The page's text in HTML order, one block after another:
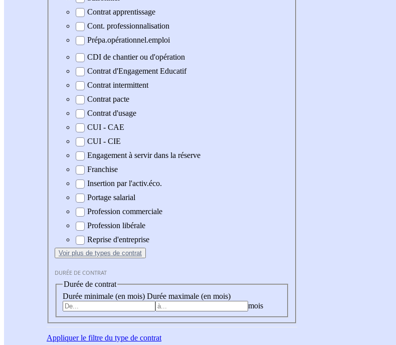
Contrat apprentissage
Cont. professionnalisation
Prépa.opérationnel.emploi
CDI de chantier ou d'opération
Contrat d'Engagement Educatif
Contrat intermittent
Contrat pacte
Contrat d'usage
CUI - CAE
CUI - CIE
Engagement à servir dans la réserve
Franchise
Insertion par l'activ.éco.
Portage salarial
Profession commerciale
Profession libérale
Reprise d'entreprise
Voir plus de types de contrat
DURÉE DE CONTRAT
Durée de contrat
Durée minimale (en mois) Durée maximale (en mois)
mois
Appliquerle filtre du type de contrat